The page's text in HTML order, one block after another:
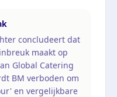
concludeert dat
maakt op
Global Catering
BM verboden om
en vergelijkbare